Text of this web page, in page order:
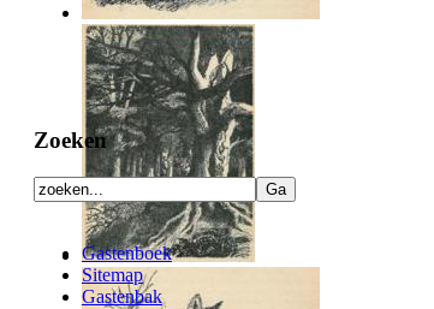
Zoeken
Gastenboek
Sitemap
Gastenbak